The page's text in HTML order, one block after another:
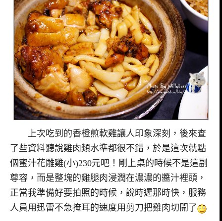
上次吃到的香橙煎軟雞讓人印象深刻，後來查
了些資料聽說雞肉類水準都很不錯，於是這次就點
個蜜汁花雕雞(小)230元吧！剛上桌的時候不是這副
尊容，而是整塊的雞腿肉浸潤在濃濃的醬汁裡頭，
正當我準備好要拍照的時候，說時遲那時快，服務
人員用迅雷不急掩耳的速度用剪刀把雞肉切開了